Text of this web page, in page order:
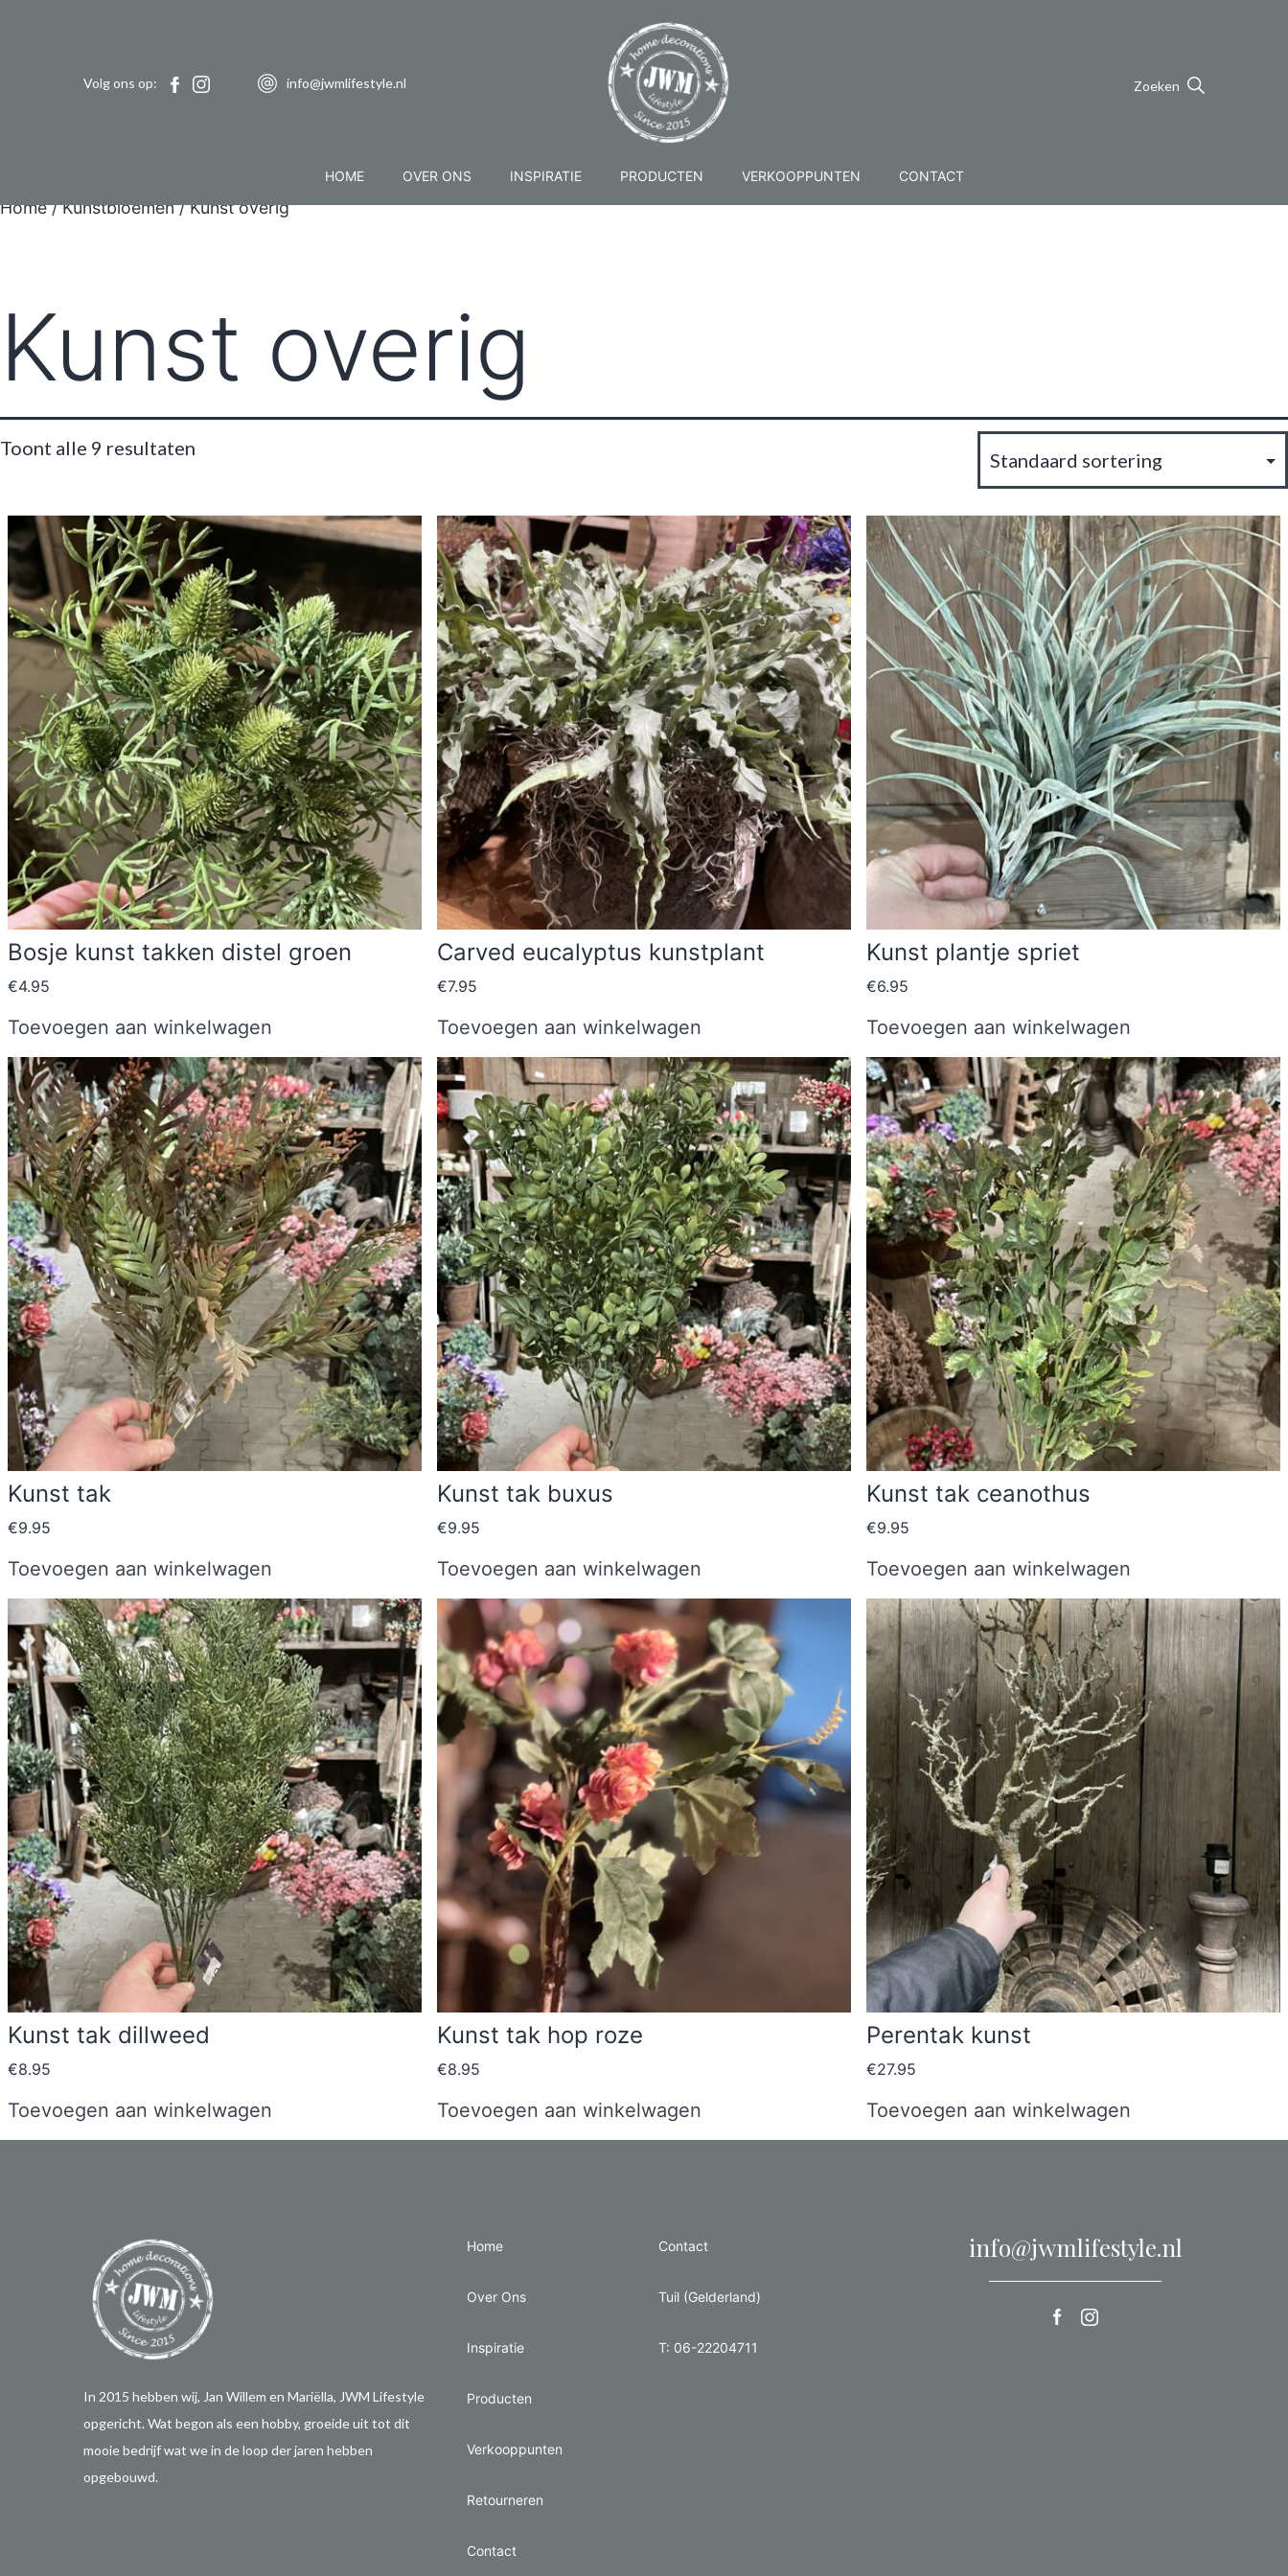
Volg ons op: info@jwmlifestyle.nl Zoeken
HOME OVER ONS INSPIRATIE PRODUCTEN VERKOOPPUNTEN CONTACT
Home/Kunstbloemen/ Kunst overig
Kunst overig
Toont alle 9 resultaten
Bosje kunst takken distel groen
€4.95
Toevoegen aan winkelwagen
Carved eucalyptus kunstplant
€7.95
Toevoegen aan winkelwagen
Kunst plantje spriet
€6.95
Toevoegen aan winkelwagen
Kunst tak
€9.95
Toevoegen aan winkelwagen
Kunst tak buxus
€9.95
Toevoegen aan winkelwagen
Kunst tak ceanothus
€9.95
Toevoegen aan winkelwagen
Kunst tak dillweed
€8.95
Toevoegen aan winkelwagen
Kunst tak hop roze
€8.95
Toevoegen aan winkelwagen
Perentak kunst
€27.95
Toevoegen aan winkelwagen
In 2015 hebben wij, Jan Willem en Mariëlla, JWM Lifestyle
opgericht. Wat begon als een hobby, groeide uit tot dit
mooie bedrijf wat we in de loop der jaren hebben
opgebouwd.
Home
Over Ons
Inspiratie
Producten
Verkooppunten
Retourneren
Contact
Contact
Tuil (Gelderland)
T: 06-22204711
info@jwmlifestyle.nl